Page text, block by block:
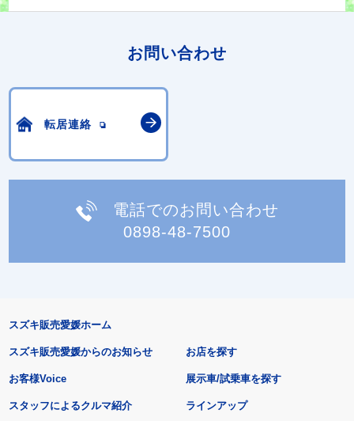
お問い合わせ
転居連絡
電話でのお問い合わせ
0898-48-7500
スズキ販売愛媛ホーム
スズキ販売愛媛からのお知らせ
お客様Voice
スタッフによるクルマ紹介
お店を探す
展示車/試乗車を探す
ラインアップ